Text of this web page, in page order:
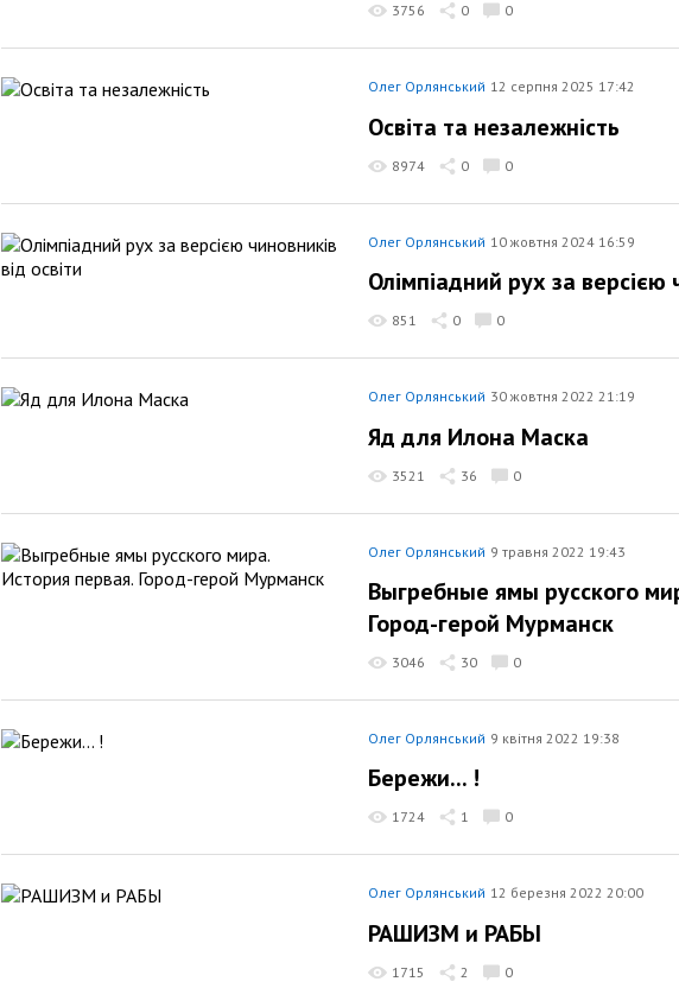
3756 0 0
Олег Орлянський 12 серпня 2025 17:42
Освіта та незалежність
8974 0 0
Олег Орлянський 10 жовтня 2024 16:59
Олімпіадний рух за версією
851 0 0
Олег Орлянський 30 жовтня 2022 21:19
Яд для Илона Маска
3521 36 0
Олег Орлянський 9 травня 2022 19:43
Выгребные ямы русского
Город-герой Мурманск
3046 30 0
Олег Орлянський 9 квітня 2022 19:38
Бережи... !
1724 1 0
Олег Орлянський 12 березня 2022 20:00
РАШИЗМ и РАБЫ
1715 2 0